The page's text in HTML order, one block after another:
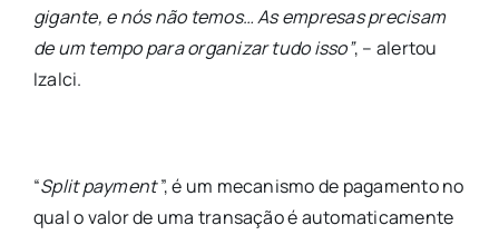
gigante, e nós não temos… As empresas precisam
de um tempo para organizar tudo isso”, – alertou
Izalci.
“Split payment”, é um mecanismo de pagamento no
qual o valor de uma transação é automaticamente